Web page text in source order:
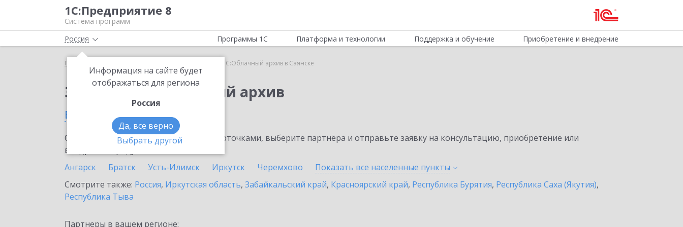
1С:Предприятие 8
Система программ
Россия
Информация на сайте будет
отображаться для региона
Россия
Да, все верно
Выбрать другой
Программы 1С Платформа и технологии Поддержка и обучение Приобретение и внедрение
Главная 1С:Облачный архив в Саянске
Заказать 1С:Облачный архив
в Саянске
Ознакомьтесь с информационными карточками, выберите партнёра и отправьте заявку на консультацию, приобретение или
внедрение продукта.
Ангарск
Братск Усть-Илимск Иркутск Черемхово Показать все населенные пункты
Смотрите также: Россия, Иркутская область, Забайкальский край, Красноярский край, Республика Бурятия, Республика Саха (Якутия),
Республика Тыва
Партнеры в вашем регионе: